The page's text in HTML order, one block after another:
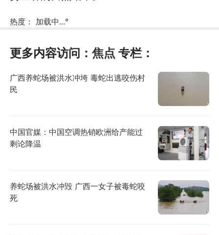
热度： 加载中...°
更多内容访问： 焦点 专栏：
广西养蛇场被洪水冲垮 毒蛇出逃咬伤村
民
中国官媒：中国空调热销欧洲给产能过
剩论降温
养蛇场被洪水冲毁 广西一女子被毒蛇咬
死